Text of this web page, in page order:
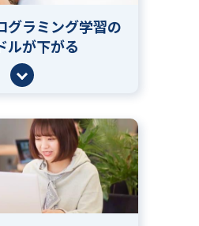
グラミング学習の
ルが下がる